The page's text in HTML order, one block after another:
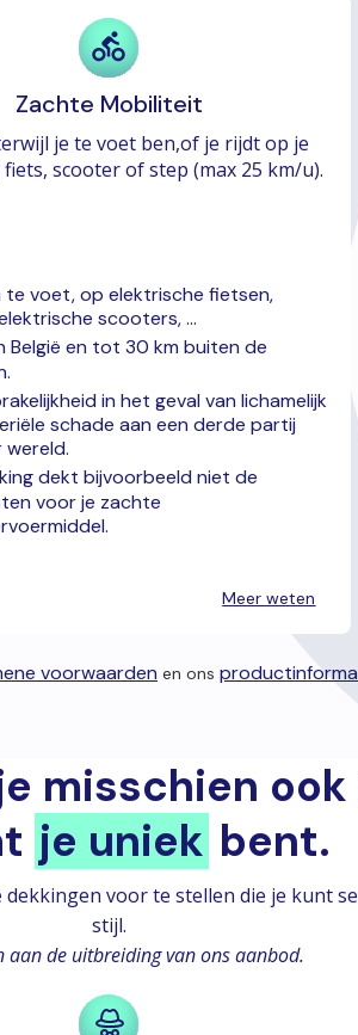
Zachte Mobiliteit
je te voet ben,of je rijdt op je
scooter of step (max 25 km/u).
te voet, op elektrische fietsen,
scooters, ...
België en tot 30 km buiten de
in het geval van lichamelijk
schade aan een derde partij
dekt bijvoorbeeld niet de
voor je zachte
Meer weten
voorwaarden en ons
misschien
je uniek bent.
voor te stellen die je kunt
stijl.
aan de uitbreiding van ons aanbod.